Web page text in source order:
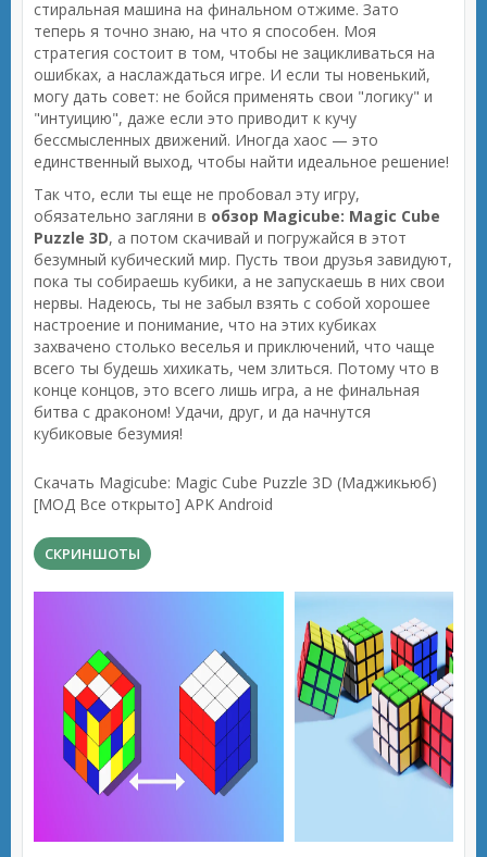
стиральная машина на финальном отжиме. Зато
теперь я точно знаю, на что я способен. Моя
стратегия состоит в том, чтобы не зацикливаться на
ошибках, а наслаждаться игре. И если ты новенький,
могу дать совет: не бойся применять свои "логику" и
"интуицию", даже если это приводит к кучу
бессмысленных движений. Иногда хаос — это
единственный выход, чтобы найти идеальное решение!
Так что, если ты еще не пробовал эту игру,
обязательно загляни в обзор Magicube: Magic Cube
Puzzle 3D, а потом скачивай и погружайся в этот
безумный кубический мир. Пусть твои друзья завидуют,
пока ты собираешь кубики, а не запускаешь в них свои
нервы. Надеюсь, ты не забыл взять с собой хорошее
настроение и понимание, что на этих кубиках
захвачено столько веселья и приключений, что чаще
всего ты будешь хихикать, чем злиться. Потому что в
конце концов, это всего лишь игра, а не финальная
битва с драконом! Удачи, друг, и да начнутся
кубиковые безумия!
Скачать Magicube: Magic Cube Puzzle 3D (Маджикьюб)
[МОД Все открыто] APK Android
СКРИНШОТЫ